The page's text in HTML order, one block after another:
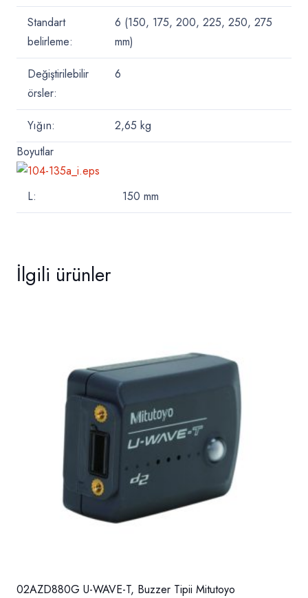
Standart
belirleme:
6 (150, 175, 200, 225, 250, 275
mm)
Değiştirilebilir
örsler:
6
Yığın: 2,65 kg
Boyutlar
L: 150 mm
İlgili ürünler
02AZD880G U-WAVE-T, Buzzer Tipii Mitutoyo